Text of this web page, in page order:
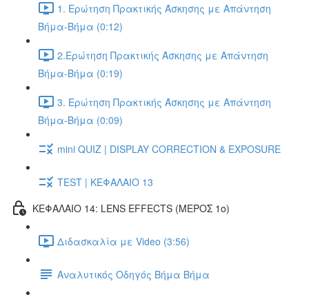
1. Ερώτηση Πρακτικής Άσκησης με Απάντηση
Βήμα-Βήμα (0:12)
2.Ερώτηση Πρακτικής Άσκησης με Απάντηση
Βήμα-Βήμα (0:19)
3. Ερώτηση Πρακτικής Άσκησης με Απάντηση
Βήμα-Βήμα (0:09)
mini QUIZ | DISPLAY CORRECTION & EXPOSURE
TEST | ΚΕΦΑΛΑΙΟ 13
ΚΕΦΑΛΑΙΟ 14: LENS EFFECTS (ΜΕΡΟΣ 1ο)
Διδασκαλία με Video (3:56)
Αναλυτικός Οδηγός Βήμα Βήμα